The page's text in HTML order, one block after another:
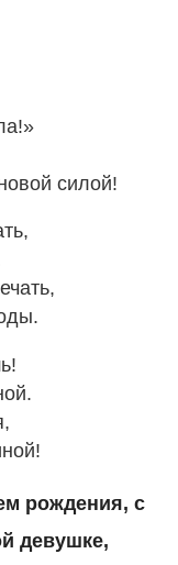
силой!
рождения, с
девушке,